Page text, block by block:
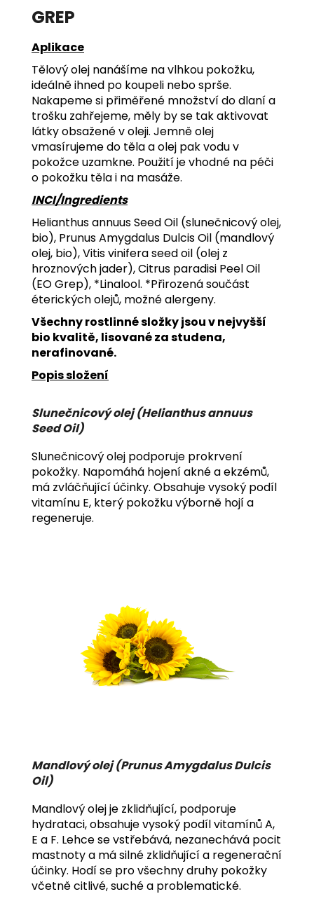
GREP
Aplikace
Tělový olej nanášíme na vlhkou pokožku,
ideálně ihned po koupeli nebo sprše.
Nakapeme si přiměřené množství do dlaní a
trošku zahřejeme, měly by se tak aktivovat
látky obsažené v oleji. Jemně olej
vmasírujeme do těla a olej pak vodu v
pokožce uzamkne. Použití je vhodné na péči
o pokožku těla i na masáže.
INCI/Ingredients
Helianthus annuus Seed Oil (slunečnicový olej,
bio), Prunus Amygdalus Dulcis Oil (mandlový
olej, bio), Vitis vinifera seed oil (olej z
hroznových jader),Citrus paradisi Peel Oil
(EO Grep), *Linalool. *Přirozená součást
éterických olejů, možné alergeny.
Všechny rostlinné složky jsou v nejvyšší
bio kvalitě, lisované za studena,
nerafinované.
Popis složení
Slunečnicový olej (Helianthus annuus
Seed Oil)
Slunečnicový olej podporuje prokrvení
pokožky. Napomáhá hojení akné a ekzémů,
má zvláčňující účinky. Obsahuje vysoký podíl
vitamínu E, který pokožku výborně hojí a
regeneruje.
Mandlový olej (Prunus Amygdalus Dulcis
Oil)
Mandlový olej je zklidňující, podporuje
hydrataci, obsahuje vysoký podíl vitamínů A,
E a F. Lehce se vstřebává, nezanechává pocit
mastnoty a má silné zklidňující a regenerační
účinky. Hodí se pro všechny druhy pokožky
včetně citlivé, suché a problematické.